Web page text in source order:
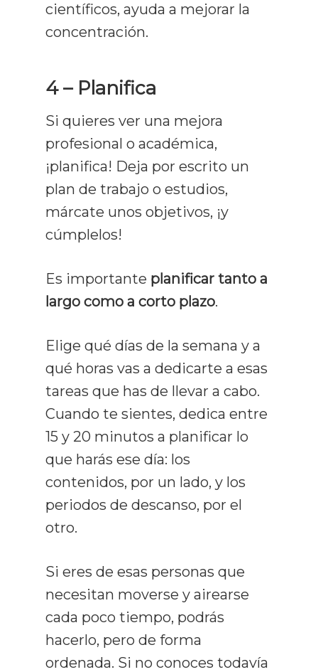
científicos, ayuda a mejorar la
concentración.
4 – Planifica
Si quieres ver una mejora
profesional o académica,
¡planifica! Deja por escrito un
plan de trabajo o estudios,
márcate unos objetivos, ¡y
cúmplelos!
Es importante planificar tanto a
largo como a corto plazo.
Elige qué días de la semana y a
qué horas vas a dedicarte a esas
tareas que has de llevar a cabo.
Cuando te sientes, dedica entre
15 y 20 minutos a planificar lo
que harás ese día: los
contenidos, por un lado, y los
periodos de descanso, por el
otro.
Si eres de esas personas que
necesitan moverse y airearse
cada poco tiempo, podrás
hacerlo, pero de forma
ordenada. Si no conoces todavía